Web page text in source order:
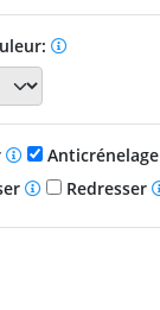
Anticrénelage
Redresser